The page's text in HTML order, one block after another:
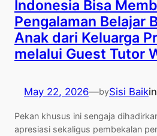
Indonesia Bisa
Pengalaman Belajar
Anak dari Keluarga
melalui Guest Tutor
May 22, 2026—bySisi Baikin
Pekan khusus ini sengaja
apresiasi sekaligus pembekalan